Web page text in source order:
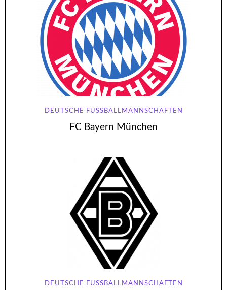
DEUTSCHE FUSSBALLMANNSCHAFTEN
FC Bayern München
DEUTSCHE FUSSBALLMANNSCHAFTEN